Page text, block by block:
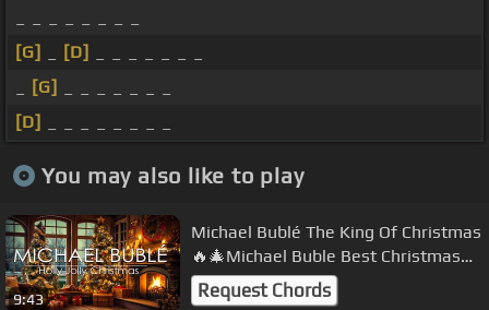
[G]
[D]
[G]
[D]
You may also like to play
9:43
Michael Bublé The King Of Christmas
🔥🎄Michael Buble Best Christmas
Songs Playlist with Fireplace🔥🎄
Request Chords